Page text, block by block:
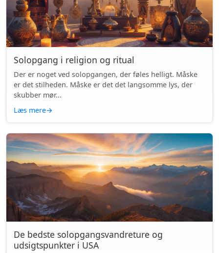
Solopgang i religion og ritual
Der er noget ved solopgangen, der føles helligt. Måske
er det stilheden. Måske er det det langsomme lys, der
skubber mør...
Læs mere→
De bedste solopgangsvandreture og
udsigtspunkter i USA